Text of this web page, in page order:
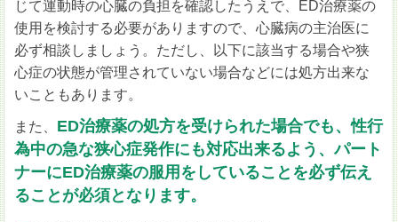
じて運動時の心臓の負担を確認したうえで、ED治療薬の
使用を検討する必要がありますので、心臓病の主治医に
必ず相談しましょう。ただし、以下に該当する場合や狭
心症の状態が管理されていない場合などには処方出来な
いこともあります。
また、 ED治療薬の処方を受けられた場合でも、性行
為中の急な狭心症発作にも対応出来るよう、パート
ナーにED治療薬の服用をしていることを必ず伝え
ることが必須となります。